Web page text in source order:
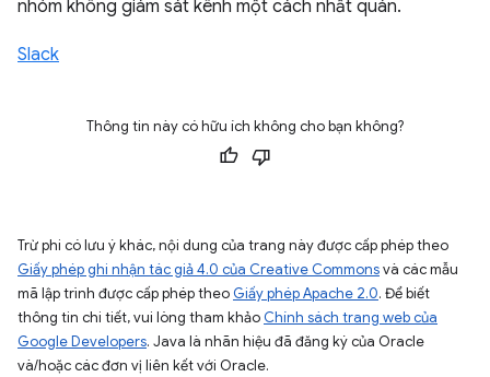
nhóm không giám sát kênh một cách nhất quán.
Slack
Thông tin này có hữu ích không cho bạn không?
Trừ phi có lưu ý khác, nội dung của trang này được cấp phép theo
Giấy phép ghi nhận tác giả 4.0 của Creative Commonsvà các mẫu
mã lập trình được cấp phép theo Giấy phép Apache 2.0. Để biết
thông tin chi tiết, vui lòng tham khảo Chính sách trang web của
Google Developers. Java là nhãn hiệu đã đăng ký của Oracle
và/hoặc các đơn vị liên kết với Oracle.